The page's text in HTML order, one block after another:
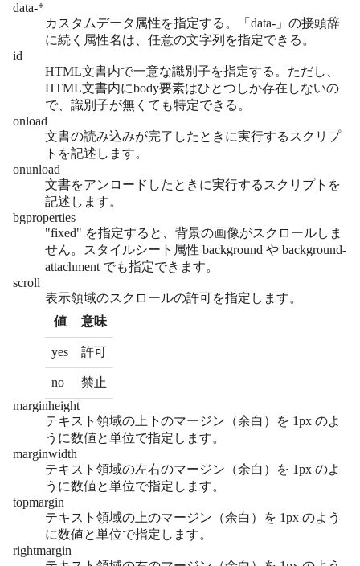
data-*
カスタムデータ属性を指定する。「data-」の接頭辞
に続く属性名は、任意の文字列を指定できる。
id
HTML文書内で一意な識別子を指定する。ただし、
HTML文書内にbody要素はひとつしか存在しないの
で、識別子が無くても特定できる。
onload
文書の読み込みが完了したときに実行するスクリプ
トを記述します。
onunload
文書をアンロードしたときに実行するスクリプトを
記述します。
bgproperties
"fixed" を指定すると、背景の画像がスクロールしま
せん。スタイルシート属性 background や background-
attachment でも指定できます。
scroll
表示領域のスクロールの許可を指定します。
値
意味
yes 許可
no
禁止
marginheight
テキスト領域の上下のマージン（余白）を 1px のよ
うに数値と単位で指定します。
marginwidth
テキスト領域の左右のマージン（余白）を 1px のよ
うに数値と単位で指定します。
topmargin
テキスト領域の上のマージン（余白）を 1px のよう
に数値と単位で指定します。
rightmargin